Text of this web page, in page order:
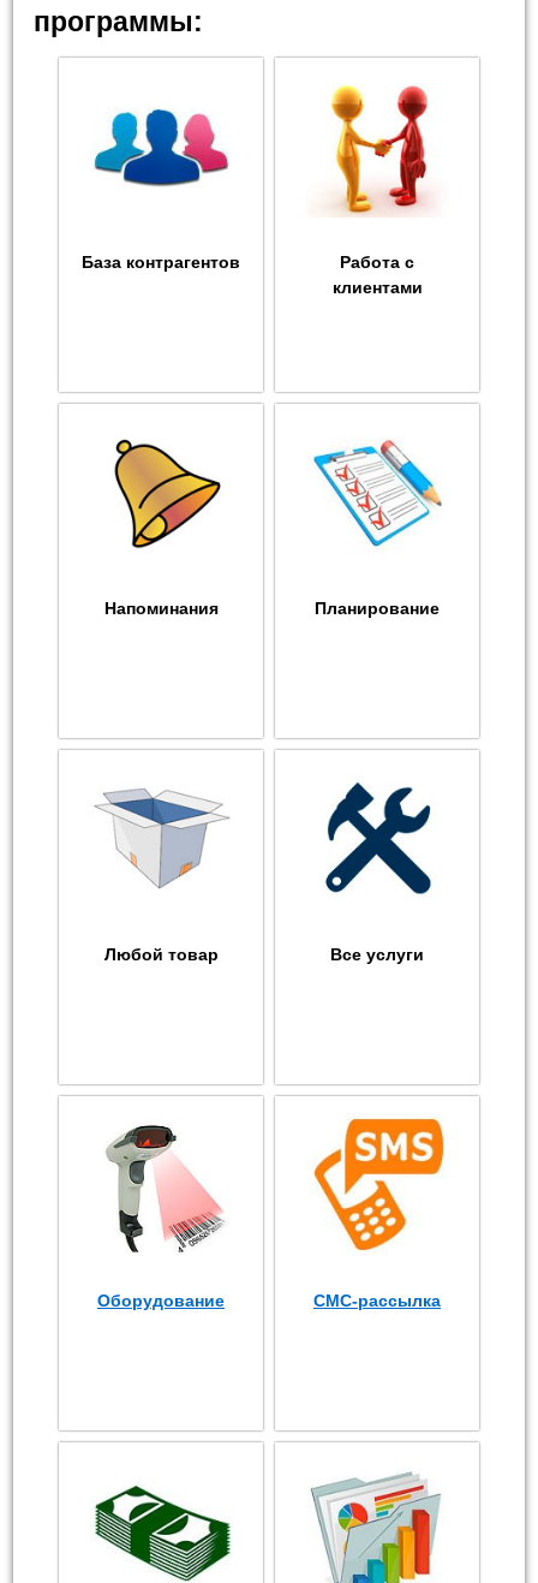
программы:
База контрагентов
Работа с
клиентами
Напоминания Планирование
Любой товар Все услуги
Оборудование СМС-рассылка